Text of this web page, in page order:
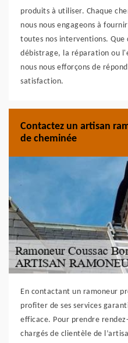
produits à utiliser. Chaque
nous nous engageons à
toutes nos interventions.
débistrage, la réparation ou
nous nous efforçons de
satisfaction.
Contactez un artisan
de cheminée
En contactant un ramoneur
profiter de ses services
efficace. Pour prendre
chargés de clientèle de